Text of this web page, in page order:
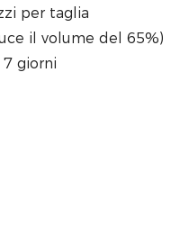
per taglia
il volume del 65%)
giorni